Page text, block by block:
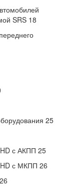
SRS 18
25
с АКПП 25
с МКПП 26